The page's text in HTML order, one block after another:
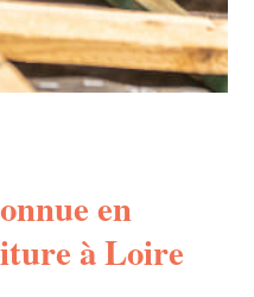
en
à Loire